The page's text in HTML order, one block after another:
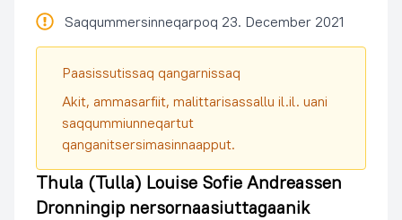
Saqqummersinneqarpoq 23. December 2021
Paasissutissaq qangarnissaq
Akit, ammasarfiit, malittarisassallu il.il. uani
saqqummiunneqartut
qanganitsersimasinnaapput.
Thula (Tulla) Louise Sofie Andreassen
Dronningip nersornaasiuttagaanik